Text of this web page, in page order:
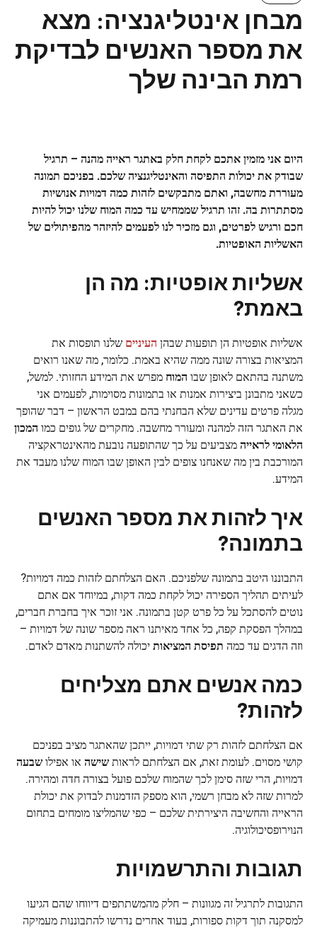
מבחן אינטליגנציה: מצא
את מספר האנשים לבדיקת
רמת הבינה שלך
היום אני מזמין אתכם לקחת חלק באתגר ראייה מהנה – תרגיל
שבודק את יכולות התפיסה והאינטליגנציה שלכם. בפניכם תמונה
מעוררת מחשבה, ואתם מתבקשים לזהות כמה דמויות אנושיות
מסתתרות בה. זהו תרגיל שממחיש עד כמה המוח שלנו יכול להיות
חכם ורגיש לפרטים, וגם מזכיר לנו לפעמים להיזהר מהפיתולים של
האשליות האופטיות.
אשליות אופטיות: מה הן
באמת?
אשליות אופטיות הן תופעות שבהן העיניים שלנו תופסות את
המציאות בצורה שונה ממה שהיא באמת. כלומר, מה שאנו רואים
משתנה בהתאם לאופן שבו המוח מפרש את המידע החזותי. למשל,
כשאני מתבונן ביצירות אמנות או בתמונות מסוימות, לפעמים אני
מגלה פרטים עדינים שלא הבחנתי בהם במבט הראשון – דבר שהופך
את האתגר הזה למהנה ומעורר מחשבה. מחקרים של גופים כמו המכון
הלאומי לראייהמצביעים על כך שהתופעה נובעת מהאינטראקציה
המורכבת בין מה שאנחנו צופים לבין האופן שבו המוח שלנו מעבד את
המידע.
איך לזהות את מספר האנשים
בתמונה?
התבוננו היטב בתמונה שלפניכם. האם הצלחתם לזהות כמה דמויות?
לעיתים תהליך הספירה יכול לקחת כמה דקות, במיוחד אם אתם
נוטים להסתכל על כל פרט קטן בתמונה. אני זוכר איך בחברת חברים,
במהלך הפסקת קפה, כל אחד מאיתנו ראה מספר שונה של דמויות –
וזה הדגים עד כמה תפיסת המציאותיכולה להשתנות מאדם לאדם.
כמה אנשים אתם מצליחים
לזהות?
אם הצלחתם לזהות רק שתי דמויות, ייתכן שהאתגר מציב בפניכם
קושי מסוים. לעומת זאת, אם הצלחתם לראותשישה או אפילושבעה
דמויות, הרי שזה סימן לכך שהמוח שלכם פועל בצורה חדה ומהירה.
למרות שזה לא מבחן רשמי, הוא מספק הזדמנות לבדוק את יכולת
הראייה והחשיבה היצירתית שלכם – כפי שהמליצו מומחים בתחום
הנוירופסיכולוגיה.
תגובות והתרשמויות
התגובות לתרגיל זה מגוונות – חלק מהמשתתפים דיווחו שהם הגיעו
למסקנה תוך דקות ספורות, בעוד אחרים נדרשו להתבוננות מעמיקה